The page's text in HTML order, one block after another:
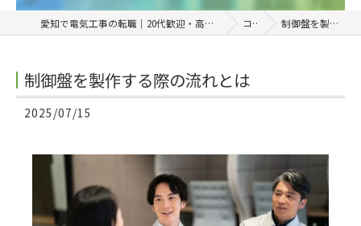
愛知で電気工事の転職｜20代歓迎・高収入を目指せる正社員求人「株式会社森田電機」 コラム 制御盤を製作する際の流れとは
制御盤を製作する際の流れとは
2025/07/15